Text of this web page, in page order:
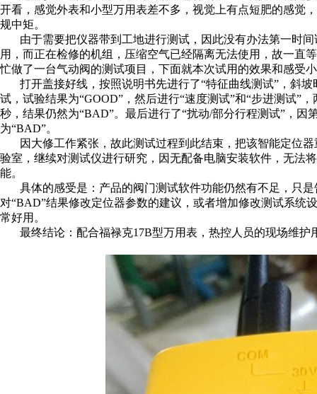
开看，感觉外表和小型万用表差不多，视觉上有点短肥的感觉
规中矩。
由于需要把仪器带到工地进行测试，因此没有办法第一时
用，而正在检修的机组，压缩空气已经隔离无法使用，故一直
忙做了一台气动阀的测试项目，下面就本次试用的效果和感受
打开盖接好线，按照说明书先进行了“特征曲线测试”，斜
试，试验结果为“GOOD”，然后进行“速度测试”和“步进测试”
秒，结果仍然为“BAD”。最后进行了“扰动/部分行程测试”，
为“BAD”。
因大修工作紧张，故此测试过程到此结束，把该智能定位
验室，继续对测试仪进行研究，因无配备电脑安装软件，无法
能。
具体的感受是：产品的阀门测试软件功能仍然有不足，只
对“BAD”结果修改定位器参数的建议，或者增加修改测试系统
常好用。
最终结论：配合福禄克17B型万用表，热控人员的现场维护